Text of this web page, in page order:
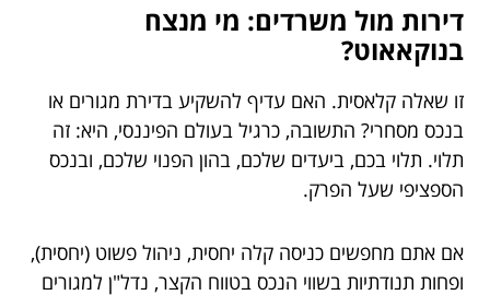
דירות מול משרדים: מי מנצח
בנוקאאוט?
זו שאלה קלאסית. האם עדיף להשקיע בדירת מגורים או
בנכס מסחרי? התשובה, כרגיל בעולם הפיננסי, היא: זה
תלוי. תלוי בכם, ביעדים שלכם, בהון הפנוי שלכם, ובנכס
הספציפי שעל הפרק.
אם אתם מחפשים כניסה קלה יחסית, ניהול פשוט (יחסית),
ופחות תנודתיות בשווי הנכס בטווח הקצר, נדל"ן למגורים